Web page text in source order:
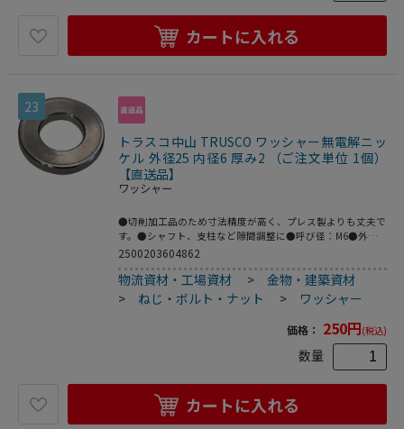
カートに入れる
23
トラスコ中山 TRUSCO ワッシャー無電解ニッ
ケル 外径25 内径6 厚み2 （ご注文単位 1個）
【直送品】
ワッシャー
●切削加工品のため寸法精度が高く、プレス製よりも丈夫で
す。●シャフト、支柱など隙間調整に●呼び径：M6●外径
(mm)：25●内径(mm)：6●厚さ(mm)：2●鉄(無電解ニッケ
2500203604862
物流資材・工場資材 >金物・建築資材
> ねじ・ボルト・ナット > ワッシャー
価格： 250円(税込)
数量
カートに入れる